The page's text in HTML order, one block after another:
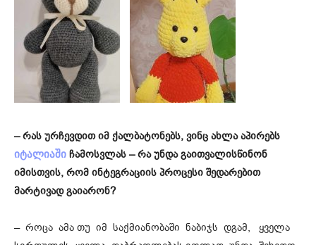
–რას ურჩევდით იმ ქალბატონებს, ვინც ახლა აპირებს
იტალიაში ჩამოსვლას – რა უნდა გაითვალისწინონ
იმისთვის, რომ ინტეგრაციის პროცესი შედარებით
მარტივად გაიარონ?
– როცა ამა თუ იმ საქმიანობაში ნაბიჯს დგამ, ყველა